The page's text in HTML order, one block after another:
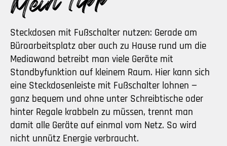
Steckdosen mit Fußschalter nutzen: Gerade am
Büroarbeitsplatz aber auch zu Hause rund um die
Mediawand betreibt man viele Geräte mit
Standbyfunktion auf kleinem Raum. Hier kann sich
eine Steckdosenleiste mit Fußschalter lohnen —
ganz bequem und ohne unter Schreibtische oder
hinter Regale krabbeln zu müssen, trennt man
damit alle Geräte auf einmal vom Netz. So wird
nicht unnütz Energie verbraucht.